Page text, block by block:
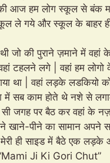
की आज हम लोग स्कूल से
ले गये और स्कूल के बाहर
जो की पुराने ज़माने में वहां
टहलने लगे | वहां हम
था | वहां लड़के
सब काम होते थे नशे से
जगह पर बैठ कर वहां के
खाने-पीने का सामान अपने
ही साइड में बैठे एक लड़के
Ji Ki Gori Chut”